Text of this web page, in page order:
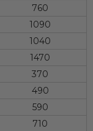
760
1090
1040
1470
370
490
590
710